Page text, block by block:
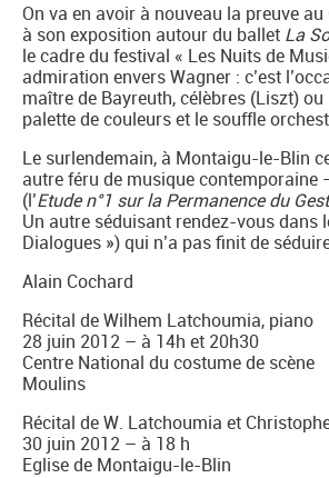
On va en avoir à nouveau la preuve
à son exposition autour du ballet La
le cadre du festival « Les Nuits de
admiration envers Wagner : c’est
maître de Bayreuth, célèbres (Liszt)
palette de couleurs et le souffle
Le surlendemain, à Montaigu-le-Blin
autre féru de musique
(l’Etude n°1 sur la Permanence du
Un autre séduisant rendez-vous dans
Dialogues ») qui n’a pas finit de
Alain Cochard
Récital de Wilhem Latchoumia, piano
28 juin 2012 – à 14h et 20h30
Centre National du costume de scène
Moulins
Récital de W. Latchoumia et
30 juin 2012 – à 18 h
Eglise de Montaigu-le-Blin